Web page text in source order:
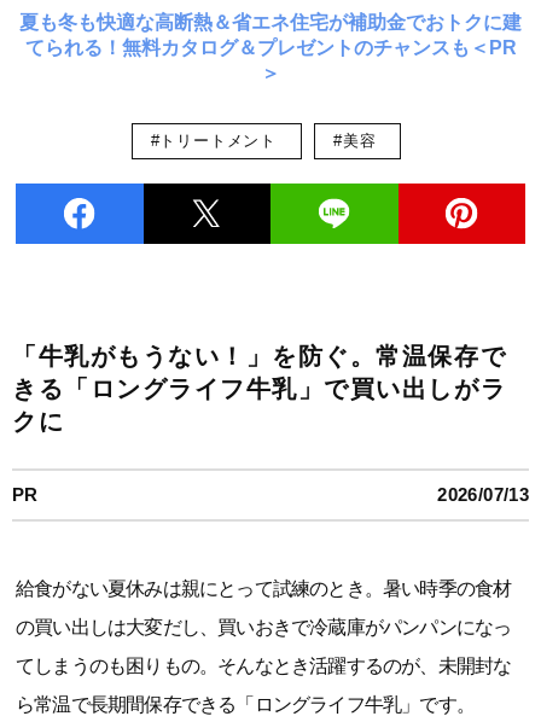
夏も冬も快適な高断熱＆省エネ住宅が補助金でおトクに建
てられる！無料カタログ＆プレゼントのチャンスも＜PR
＞
#トリートメント #美容
「牛乳がもうない！」を防ぐ。常温保存で
きる「ロングライフ牛乳」で買い出しがラ
クに
PR 2026/07/13
給食がない夏休みは親にとって試練のとき。暑い時季の食材
の買い出しは大変だし、買いおきで冷蔵庫がパンパンになっ
てしまうのも困りもの。そんなとき活躍するのが、未開封な
ら常温で長期間保存できる「ロングライフ牛乳」です。